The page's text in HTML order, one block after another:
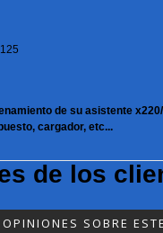
de su asistente
cargador, etc...
de los
OPINIONES SOBRE